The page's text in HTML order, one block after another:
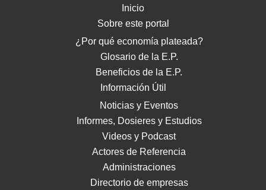
Inicio
Sobre este portal
¿Por qué economía plateada?
Glosario de la E.P.
Beneficios de la E.P.
Información Útil
Noticias y Eventos
Informes, Dosieres y Estudios
Videos y Podcast
Actores de Referencia
Administraciones
Directorio de empresas